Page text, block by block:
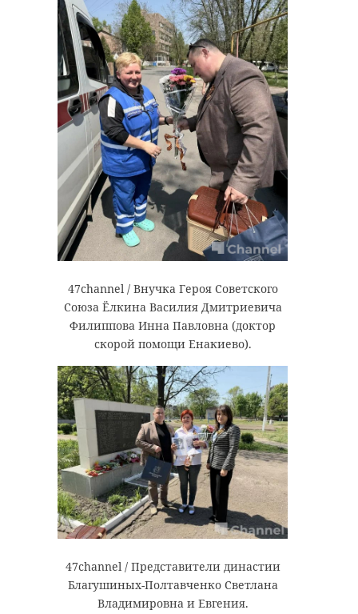
47channel / Внучка Героя Советского
Союза Ёлкина Василия Дмитриевича
Филиппова Инна Павловна (доктор
скорой помощи Енакиево).
47channel / Представители династии
Благушиных-Полтавченко Светлана
Владимировна и Евгения.